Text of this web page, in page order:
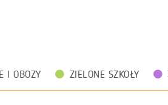
I OBOZY ZIELONE SZKOŁY